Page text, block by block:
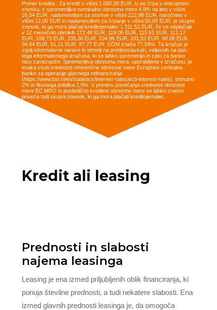
Primer kredita : Za kredit v višini 1.000,00 EUR, ki se črpa v enkratnem
znesku, s spremenljivo nominalno obrestno mero 4,9% na leto v višini
26,54 EUR, nadomestilom za storitve v višini 222,98 EUR, naročnino v
višini 12,00 EUR in nadomestilom za črpanje v višini 50,00 EUR, je skupni
znesek, ki ga mora plačati kreditojemalec 1.311,52 EUR, če se odplačuje
v 12 mesečnih obrokih 172,48 EUR, 119,05 EUR, 115,61 EUR, 112,17
EUR, 108,73 EUR, 105,30 EUR, 104,96 EUR, 101,52 EUR, 98,08 EUR,
94,64 EUR, 91,21 EUR, 87,77 EUR. EOM znaša 77,59%. Ta izračun je
zgolj informativne narave in temelji na predpostavkah, veljavnih na dan
tega informativnega izračuna, ki se lahko spremenijo in zato za banko
niso zavezujoče. Spremenljiva obrestna mera, uporabljena v izračunu, je
enaka vsoti vrednosti referenčne obrestne mere Evropske centralne
banke za operacije glavnega refinanciranja
(https://www.bsi.si/en/statistics/interest-rates/ecb-interest-rates), trenutno
2% in fiksnega pribitka 2,9%. V primeru povečanja vrednosti obrestne
mere EC MRO in posledično kreditne obrestne mere se lahko znatno
poveča tudi skupni znesek, ki ga mora plačati kreditojemalec.
Kredit ali leasing
Prednosti in slabosti
najema leasinga
Leasing je ena izmed priljubljenih oblik financiranja, ki
ponuja številne prednosti, a tudi nekatere slabosti. Ena
izmed glavnih prednosti leasinga je, da omogoča